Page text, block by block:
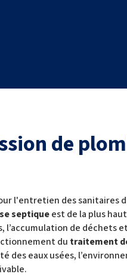
de
l'entretien des sanitaires
septiqueest de la plus
l’accumulation de déchets
du traitement
des eaux usées,